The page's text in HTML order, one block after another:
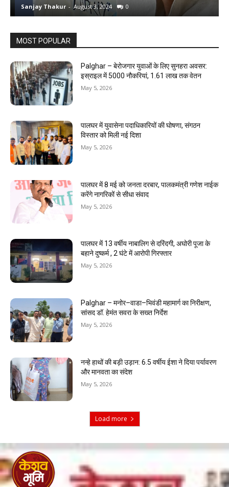
Sanjay Thakur - August 3, 2024 0
MOST POPULAR
Palghar – बेरोजगार युवाओं के लिए सुनहरा अवसर:
इस्राइल में 5000 नौकरियां, ₹1.61 लाख तक वेतन
May 5, 2026
पालघर में युवासेना पदाधिकारियों की घोषणा, संगठन
विस्तार को मिली नई दिशा
May 5, 2026
पालघर में 8 मई को जनता दरबार, पालकमंत्री गणेश नाईक
करेंगे नागरिकों से सीधा संवाद
May 5, 2026
पालघर में 13 वर्षीय नाबालिग से दरिंदगी, अघोरी पूजा के
बहाने दुष्कर्म , 2 घंटे में आरोपी गिरफ्तार
May 5, 2026
Palghar – मनोर–वाडा–भिवंडी महामार्ग का निरीक्षण,
सांसद डॉ. हेमंत सवरा के सख्त निर्देश
May 5, 2026
नन्हे हाथों की बड़ी उड़ान: 6.5 वर्षीय ईशा ने दिया पर्यावरण
और मानवता का संदेश
May 5, 2026
Load more